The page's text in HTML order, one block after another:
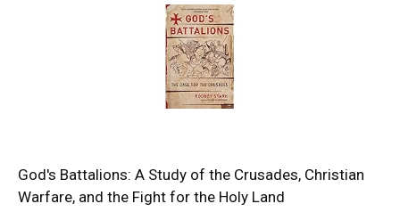
God's Battalions: A Study of the Crusades, Christian
Warfare, and the Fight for the Holy Land